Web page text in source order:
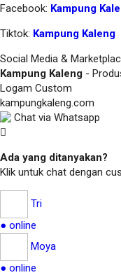
Facebook: Kampung
Tiktok: Kampung Kaleng
Social Media &
Kampung Kaleng -
Logam Custom
kampungkaleng.com
Chat via Whatsapp
Ada yang ditanyakan?
Klik untuk chat dengan
Tri
● online
Moya
● online